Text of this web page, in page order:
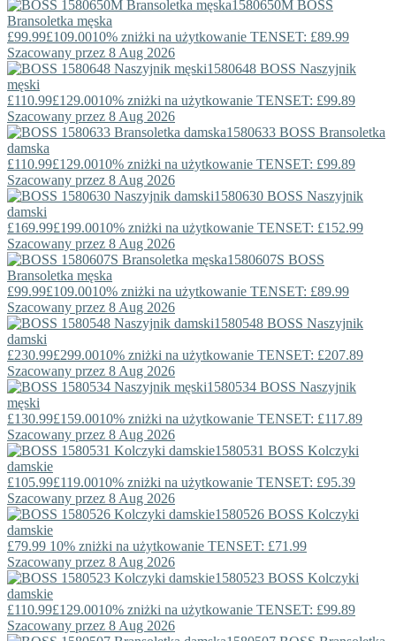
1580650M BOSS
Bransoletka męska
£99.99£109.0010% zniżki na użytkowanie TENSET: £89.99
Szacowany przez 8 Aug 2026
1580648 BOSS Naszyjnik
męski
£110.99£129.0010% zniżki na użytkowanie TENSET: £99.89
Szacowany przez 8 Aug 2026
1580633 BOSS Bransoletka
damska
£110.99£129.0010% zniżki na użytkowanie TENSET: £99.89
Szacowany przez 8 Aug 2026
1580630 BOSS Naszyjnik
damski
£169.99£199.0010% zniżki na użytkowanie TENSET: £152.99
Szacowany przez 8 Aug 2026
1580607S BOSS
Bransoletka męska
£99.99£109.0010% zniżki na użytkowanie TENSET: £89.99
Szacowany przez 8 Aug 2026
1580548 BOSS Naszyjnik
damski
£230.99£299.0010% zniżki na użytkowanie TENSET: £207.89
Szacowany przez 8 Aug 2026
1580534 BOSS Naszyjnik
męski
£130.99£159.0010% zniżki na użytkowanie TENSET: £117.89
Szacowany przez 8 Aug 2026
1580531 BOSS Kolczyki
damskie
£105.99£119.0010% zniżki na użytkowanie TENSET: £95.39
Szacowany przez 8 Aug 2026
1580526 BOSS Kolczyki
damskie
£79.99 10% zniżki na użytkowanie TENSET: £71.99
Szacowany przez 8 Aug 2026
1580523 BOSS Kolczyki
damskie
£110.99£129.0010% zniżki na użytkowanie TENSET: £99.89
Szacowany przez 8 Aug 2026